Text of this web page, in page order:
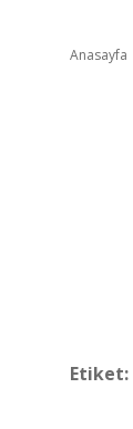
Anasayfa
Etiket: